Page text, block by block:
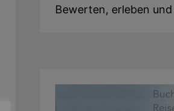
Bewerten, erleben